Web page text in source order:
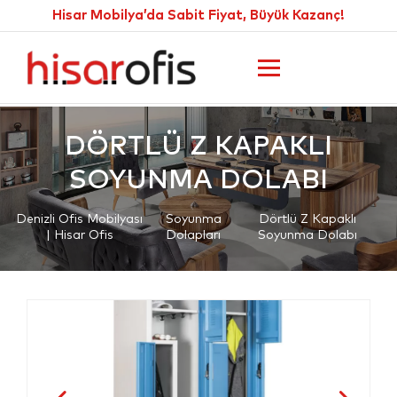
Hisar Mobilya’da Sabit Fiyat, Büyük Kazanç!
DÖRTLÜ Z KAPAKLI
SOYUNMA DOLABI
Denizli Ofis Mobilyası
| Hisar Ofis
Soyunma
Dolapları
Dörtlü Z Kapaklı
Soyunma Dolabı